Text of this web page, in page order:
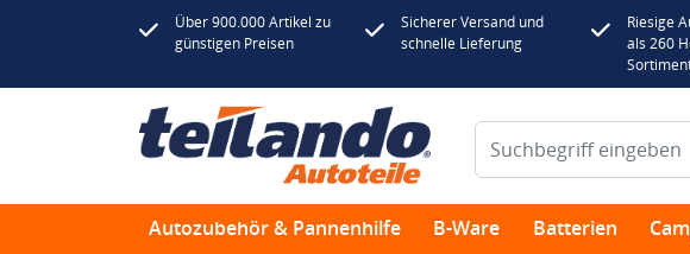
Über 900.000 Artikel zu
günstigen Preisen
Sicherer Versand und
schnelle Lieferung
Riesige
als 260
Autozubehör & Pannenhilfe B-Ware Batterien